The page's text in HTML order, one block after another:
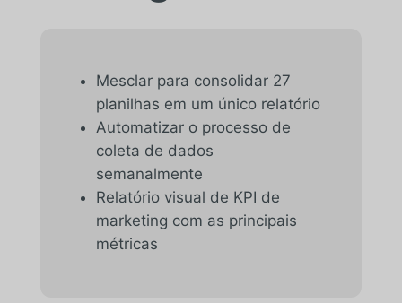
Mesclar para consolidar 27
planilhas em um único relatório
Automatizar o processo de
coleta de dados
semanalmente
Relatório visual de KPI de
marketing com as principais
métricas